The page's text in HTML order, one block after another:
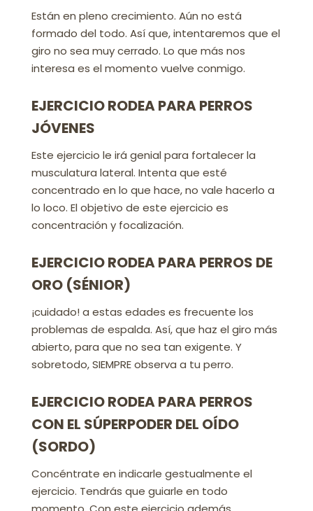
Están en pleno crecimiento. Aún no está
formado del todo. Así que, intentaremos que el
giro no sea muy cerrado. Lo que más nos
interesa es el momento vuelve conmigo.
EJERCICIO RODEA PARA PERROS
JÓVENES
Este ejercicio le irá genial para fortalecer la
musculatura lateral. Intenta que esté
concentrado en lo que hace, no vale hacerlo a
lo loco. El objetivo de este ejercicio es
concentración y focalización.
EJERCICIO RODEA PARA PERROS DE
ORO (SÉNIOR)
¡cuidado! a estas edades es frecuente los
problemas de espalda. Así, que haz el giro más
abierto, para que no sea tan exigente. Y
sobretodo, SIEMPRE observa a tu perro.
EJERCICIO RODEA PARA PERROS
CON EL SÚPERPODER DEL OÍDO
(SORDO)
Concéntrate en indicarle gestualmente el
ejercicio. Tendrás que guiarle en todo